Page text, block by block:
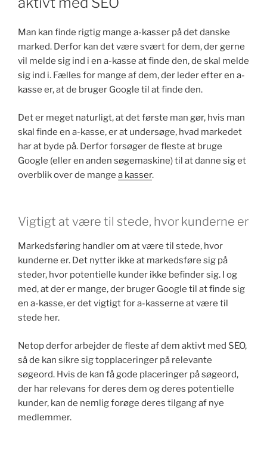
k
Man kan finde rigtig mange a-kasser på det danske
marked. Derfor kan det være svært for dem, der gerne
vil melde sig ind i en a-kasse at finde den, de skal melde
sig ind i. Fælles for mange af dem, der leder efter en a-
kasse er, at de bruger Google til at finde den.
Det er meget naturligt, at det første man gør, hvis man
skal finde en a-kasse, er at undersøge, hvad markedet
har at byde på. Derfor forsøger de fleste at bruge
Google (eller en anden søgemaskine) til at danne sig et
overblik over de mange a kasser.
Vigtigt at være til stede, hvor kunderne er
Markedsføring handler om at være til stede, hvor
kunderne er. Det nytter ikke at markedsføre sig på
steder, hvor potentielle kunder ikke befinder sig. I og
med, at der er mange, der bruger Google til at finde sig
en a-kasse, er det vigtigt for a-kasserne at være til
stede her.
Netop derfor arbejder de fleste af dem aktivt med SEO,
så de kan sikre sig topplaceringer på relevante
søgeord. Hvis de kan få gode placeringer på søgeord,
der har relevans for deres dem og deres potentielle
kunder, kan de nemlig forøge deres tilgang af nye
medlemmer.